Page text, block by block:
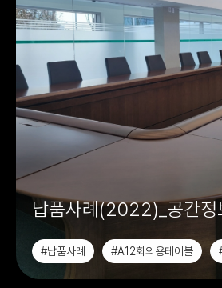
납품사례(2022)_공간정
#납품사례 #A12회의용테이블
#수강용테이블